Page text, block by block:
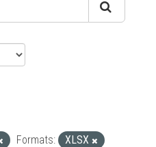
Formats:
XLSX